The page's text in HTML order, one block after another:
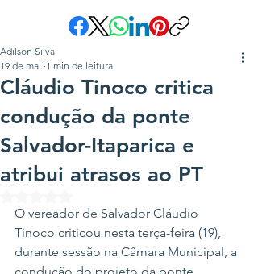
Cláudio Tinoco critica
condução da ponte
Salvador-Itaparica e
atribui atrasos ao PT
Adilson Silva
19 de mai. 1 min de leitura
O vereador de Salvador Cláudio
Tinoco criticou nesta terça-feira (19),
durante sessão na Câmara Municipal, a